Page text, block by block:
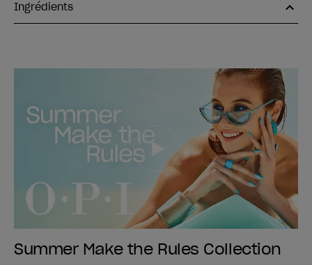
Ingrédients
Summer Make the Rules Collection